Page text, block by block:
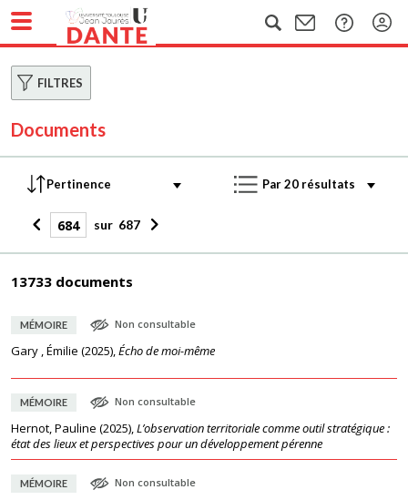
FILTRES
Documents
sur 687
13733 documents
MÉMOIRE Non consultable
Gary , Émilie (2025),Écho de moi-même
MÉMOIRE Non consultable
Hernot, Pauline (2025),L’observation territoriale comme outil stratégique :
état des lieux et perspectives pour un développement pérenne
MÉMOIRE Non consultable